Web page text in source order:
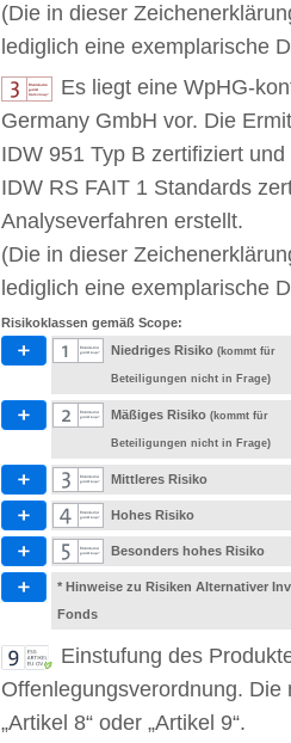
(Die in dieser
lediglich eine exemplarische
Es liegt eine WpHG-
Germany GmbH vor. Die
IDW 951 Typ B zertifiziert
IDW RS FAIT 1 Standards
Analyseverfahren erstellt.
(Die in dieser
lediglich eine exemplarische
Risikoklassen gemäß Scope:
Niedriges Risiko (kommt für
Beteiligungen nicht in Frage)
Mäßiges Risiko (kommt für
Beteiligungen nicht in Frage)
Mittleres Risiko
Hohes Risiko
Besonders hohes Risiko
* Hinweise zu Risiken Alternativer
Fonds
Einstufung des
Offenlegungsverordnung. Die
„Artikel 8“ oder „Artikel 9“.